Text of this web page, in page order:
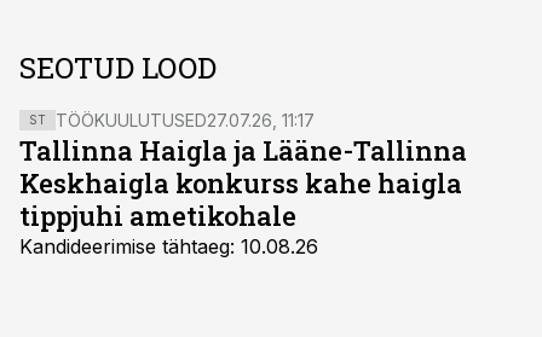
SEOTUD LOOD
ST TÖÖKUULUTUSED27.07.26, 11:17
Tallinna Haigla ja Lääne-Tallinna
Keskhaigla konkurss kahe haigla
tippjuhi ametikohale
Kandideerimise tähtaeg: 10.08.26